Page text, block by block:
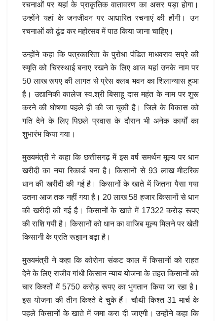
रचनाओं पर यहां के प्राकृतिक वातावरण का असर पड़ा होगा।
उन्होंने यहां के जनजीवन पर आधारित रचनाएं की होंगी। उन
रचनाओं को ढूंढ कर महोत्सव में पाठ किया जाना चाहिए।
उन्होंने कहा कि पत्रकारिता के पुरोधा पंडित माधवराव सप्रे की
स्मृति को चिरस्थाई बनाए रखने के लिए आज यहां उनके नाम पर
50 लाख रूपए की लागत से प्रेस क्लब भवन का शिलान्यास हुआ
है। उद्यानिकी कालेज स्व.श्री बिसाहू दास महंत के नाम पर शुरू
करने की घोषणा पहले ही की जा चुकी है। जिले के विकास को
गति देने के लिए पिछले प्रवास के दौरान भी अनेक कार्यों का
शुभारंभ किया गया।
मुख्यमंत्री ने कहा कि छत्तीसगढ़ में इस वर्ष समर्थन मूल्य पर धान
खरीदी का नया रिकार्ड बना है। किसानों से 93 लाख मीटरिक
धान की खरीदी की गई है। किसानों के खाते में जितना पैसा गया
उतना आज तक नहीं गया है। 20 लाख 58 हजार किसानों से धान
की खरीदी की गई है। किसानों के खाते में 17322 करोड़ रूपए
की राशि गयी है। किसानों को धान का वाजिब मूल्य मिलने पर खेती
किसानी के प्रति रूझान बढ़ा है।
मुख्यमंत्री ने कहा कि कोरोना संकट काल में किसानों को राहत
देने के लिए राजीव गांधी किसान न्याय योजना के तहत किसानों को
चार किश्तों में 5750 करोड़ रूपए का भुगतान किया जा रहा है।
इस योजना की तीन किश्ते दे चुके हैं। चौथी किश्त 31 मार्च के
पहले किसानों के खाते में जमा करा दी जाएगी। उन्होंने कहा कि